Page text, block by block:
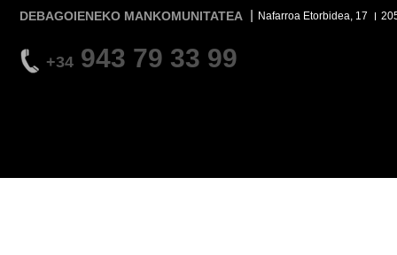
DEBAGOIENEKO MANKOMUNITATEA Nafarroa Etorbidea, 17
+34 943 79 33 99